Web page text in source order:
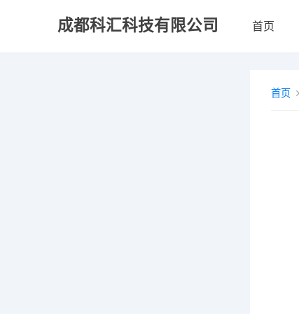
成都科汇科技有限公司 首页
首页